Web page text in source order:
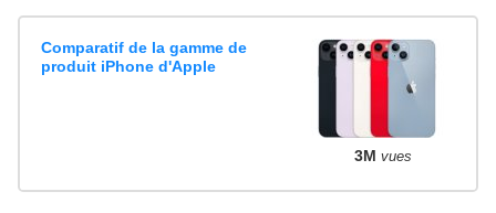
Comparatif de la gamme de
produit iPhone d'Apple
3M vues